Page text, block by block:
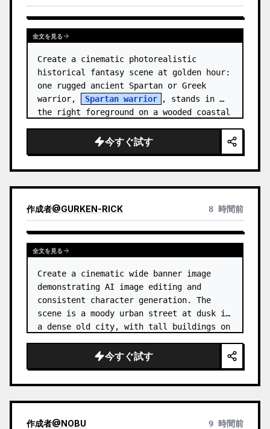
全文を見る
Create a cinematic photorealistic
historical fantasy scene at golden hour:
one rugged ancient Spartan or Greek
warrior,
Spartan warrior
, stands in
the right foreground on a wooded coastal
今すぐ試す
作成者@GURKEN-RICK 8 時間前
全文を見る
Create a cinematic wide banner image
demonstrating AI image editing and
consistent character generation. The
scene is a moody urban street at dusk in
a dense old city, with tall buildings on
moving cars, soft streetlights,…
今すぐ試す
作成者@NOBU 9 時間前